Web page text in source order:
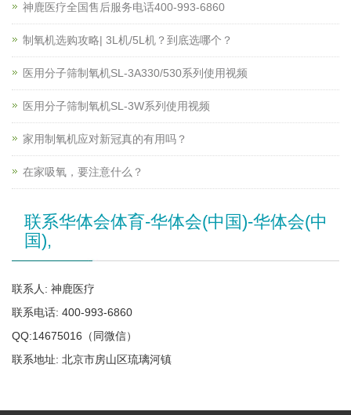
神鹿医疗全国售后服务电话400-993-6860
制氧机选购攻略| 3L机/5L机？到底选哪个？
医用分子筛制氧机SL-3A330/530系列使用视频
医用分子筛制氧机SL-3W系列使用视频
家用制氧机应对新冠真的有用吗？
在家吸氧，要注意什么？
联系华体会体育-华体会(中国)-华体会(中
国),
联系人: 神鹿医疗
联系电话: 400-993-6860
QQ:14675016（同微信）
联系地址: 北京市房山区琉璃河镇